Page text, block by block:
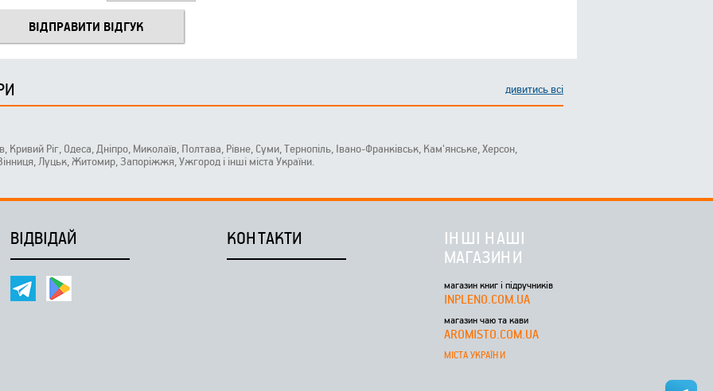
дивитись всі
Кривий Ріг, Одеса, Дніпро, Миколаїв, Полтава, Рівне, Суми, Тернопіль, Івано-Франківськ, Кам'янське, Херсон,
Луцьк, Житомир, Запоріжжя, Ужгород і інші міста України.
ВІДВІДАЙ КОНТАКТИ
ІНШІ НАШІ
МАГАЗИНИ
магазин книг і підручників
INPLENO.COM.UA
магазин чаю та кави
AROMISTO.COM.UA
МІСТА УКРАЇНИ